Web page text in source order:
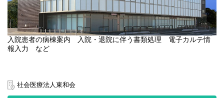
入院患者の病棟案内 入院・退院に伴う書類処理 電子カルテ情
報入力 など
社会医療法人東和会